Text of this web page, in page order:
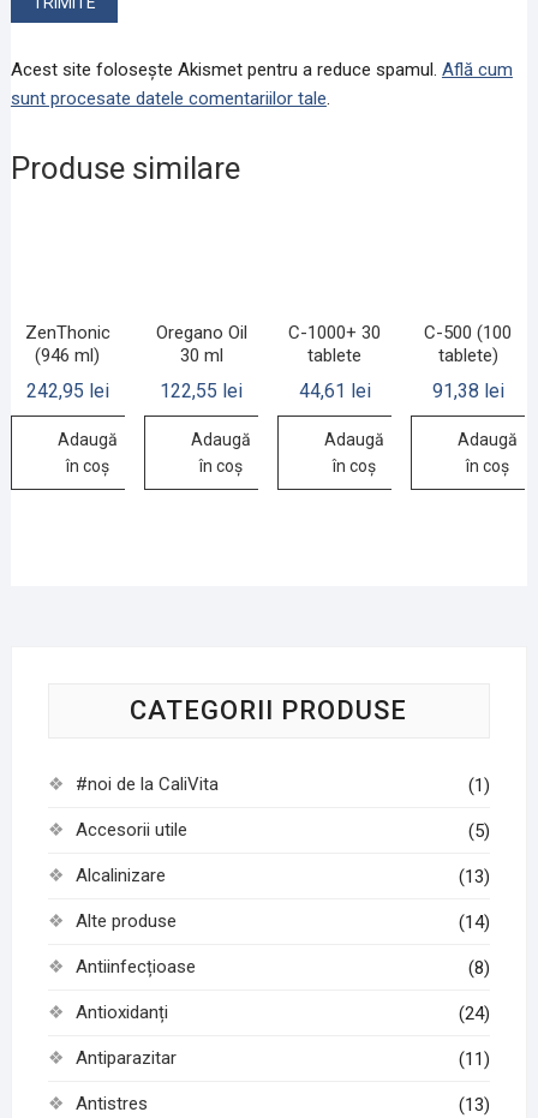
Acest site folosește Akismet pentru a reduce spamul. Află cum
sunt procesate datele comentariilor tale.
Produse similare
ZenThonic
(946 ml)
242,95 lei
Adaugă
în coș
Oregano Oil
30 ml
122,55 lei
Adaugă
în coș
C-1000+ 30
tablete
44,61 lei
Adaugă
în coș
C-500 (100
tablete)
91,38 lei
Adaugă
în coș
CATEGORII PRODUSE
#noi de la CaliVita (1)
Accesorii utile (5)
Alcalinizare (13)
Alte produse (14)
Antiinfecțioase (8)
Antioxidanți (24)
Antiparazitar (11)
Antistres (13)